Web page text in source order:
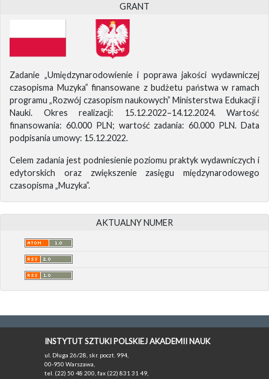
GRANT
Zadanie „Umiędzynarodowienie i poprawa jakości wydawniczej
czasopisma Muzyka” finansowane z budżetu państwa w ramach
programu „Rozwój czasopism naukowych” Ministerstwa Edukacji i
Nauki. Okres realizacji: 15.12.2022–14.12.2024. Wartość
finansowania: 60.000 PLN; wartość zadania: 60.000 PLN. Data
podpisania umowy: 15.12.2022.
Celem zadania jest podniesienie poziomu praktyk wydawniczych i
edytorskich oraz zwiększenie zasięgu międzynarodowego
czasopisma „Muzyka”.
AKTUALNY NUMER
INSTYTUT SZTUKI POLSKIEJ AKADEMII NAUK
ul. Długa 26/28, skr. poczt. 994,
00-950 Warszawa,
tel. (22) 50 48 200, fax (22) 831 31 49,